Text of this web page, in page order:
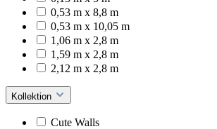
0,53 m x 8,8 m
0,53 m x 10,05 m
1,06 m x 2,8 m
1,59 m x 2,8 m
2,12 m x 2,8 m
Kollektion
Cute Walls